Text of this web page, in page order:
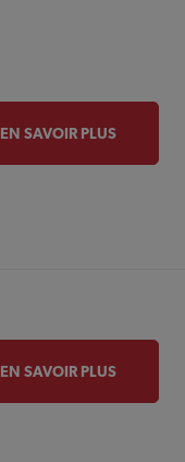
EN SAVOIR PLUS
EN SAVOIR PLUS